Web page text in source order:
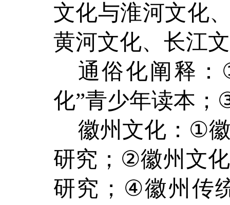
文化与淮河文化
黄河文化、长江
通俗化阐释 ：
化”青少年读本；
徽州文化： ①
研究； ②徽州文
研究 ； ④徽州传